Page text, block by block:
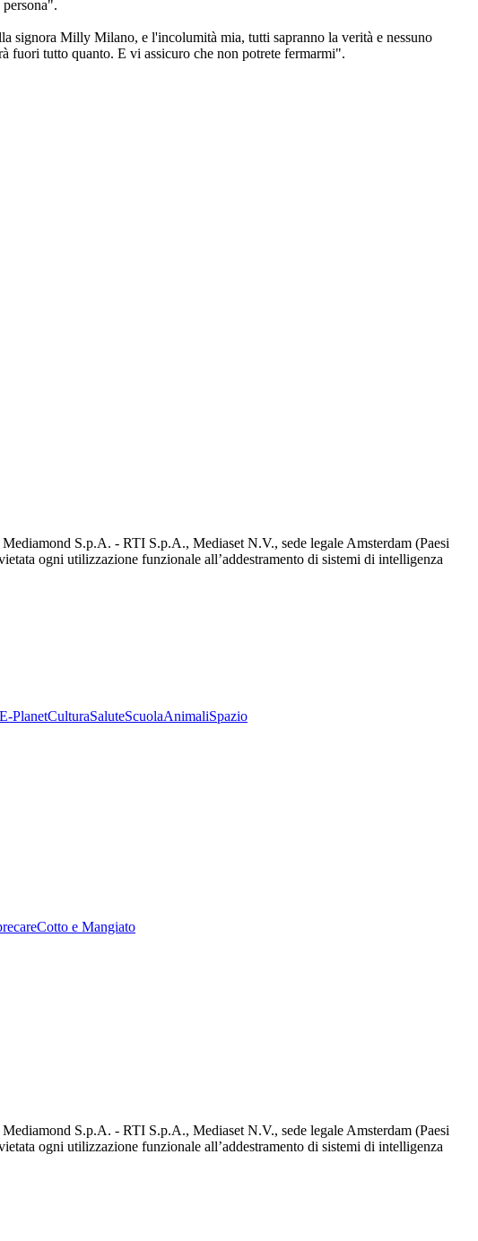
signora Milly Milano, e l'incolumità mia, tutti sapranno la verità e nessuno
fuori tutto quanto. E vi assicuro che non potrete fermarmi".
S.p.A. - RTI S.p.A., Mediaset N.V., sede legale Amsterdam (Paesi
ogni utilizzazione funzionale all’addestramento di sistemi di intelligenza
E-PlanetCulturaSaluteScuolaAnimaliSpazio
Cotto e Mangiato
S.p.A. - RTI S.p.A., Mediaset N.V., sede legale Amsterdam (Paesi
ogni utilizzazione funzionale all’addestramento di sistemi di intelligenza